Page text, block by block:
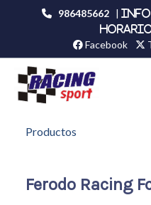
986485662 |
Facebook
Productos
Ferodo Racing